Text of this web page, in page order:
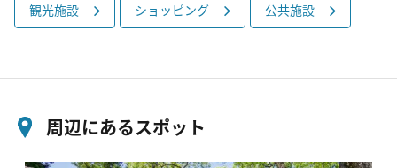
観光施設 ショッピング 公共施設
周辺にあるスポット